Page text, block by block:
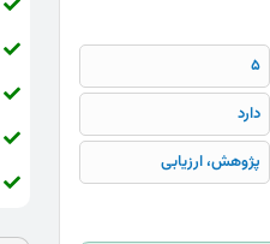
5
دارد
پژوهش، ارزیابی